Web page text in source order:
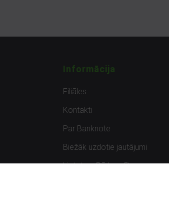
Informācija
Filiāles
Kontakti
Par Banknote
Biežāk uzdotie jautājumi
Lietots – Pārbaudīts